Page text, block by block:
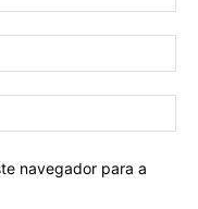
navegador para a